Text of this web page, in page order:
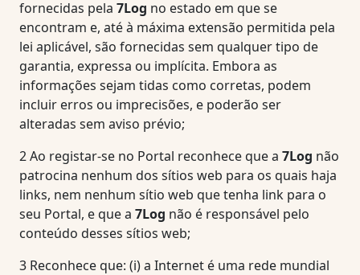
fornecidas pela 7Log no estado em que se
encontram e, até à máxima extensão permitida pela
lei aplicável, são fornecidas sem qualquer tipo de
garantia, expressa ou implícita. Embora as
informações sejam tidas como corretas, podem
incluir erros ou imprecisões, e poderão ser
alteradas sem aviso prévio;
2Ao registar-se no Portal reconhece que a 7Log não
patrocina nenhum dos sítios web para os quais haja
links, nem nenhum sítio web que tenha link para o
seu Portal, e que a 7Log não é responsável pelo
conteúdo desses sítios web;
3 Reconhece que: (i) a Internet é uma rede mundial